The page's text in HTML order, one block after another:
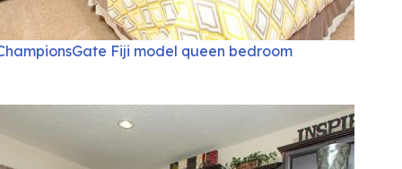
Fiji model queen bedroom